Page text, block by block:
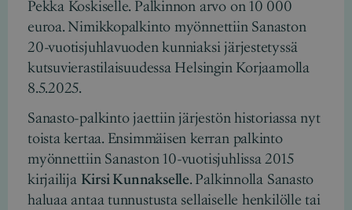
Pekka Koskiselle. Palkinnon arvo on 10 000
euroa. Nimikkopalkinto myönnettiin Sanaston
20-vuotisjuhlavuoden kunniaksi järjestetyssä
kutsuvierastilaisuudessa Helsingin Korjaamolla
8.5.2025.
Sanasto-palkinto jaettiin järjestön historiassa nyt
toista kertaa. Ensimmäisen kerran palkinto
myönnettiin Sanaston 10-vuotisjuhlissa 2015
kirjailija Kirsi Kunnakselle. Palkinnolla Sanasto
haluaa antaa tunnustusta sellaiselle henkilölle tai